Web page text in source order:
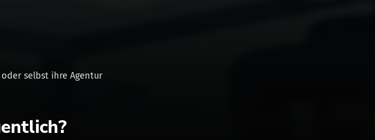
selbst ihre Agentur